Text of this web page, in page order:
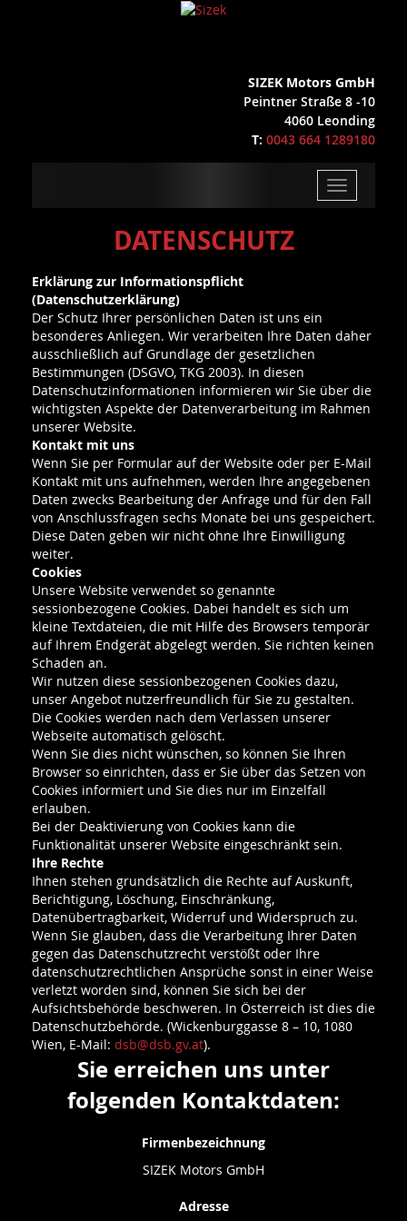
SIZEK Motors GmbH
Peintner Straße 8 -10
4060 Leonding
T: 0043 664 1289180
Toggle
navigation
DATENSCHUTZ
Erklärung zur Informationspflicht
(Datenschutzerklärung)
Der Schutz Ihrer persönlichen Daten ist uns ein
besonderes Anliegen. Wir verarbeiten Ihre Daten daher
ausschließlich auf Grundlage der gesetzlichen
Bestimmungen (DSGVO, TKG 2003). In diesen
Datenschutzinformationen informieren wir Sie über die
wichtigsten Aspekte der Datenverarbeitung im Rahmen
unserer Website.
Kontakt mit uns
Wenn Sie per Formular auf der Website oder per E-Mail
Kontakt mit uns aufnehmen, werden Ihre angegebenen
Daten zwecks Bearbeitung der Anfrage und für den Fall
von Anschlussfragen sechs Monate bei uns gespeichert.
Diese Daten geben wir nicht ohne Ihre Einwilligung
weiter.
Cookies
Unsere Website verwendet so genannte
sessionbezogene Cookies. Dabei handelt es sich um
kleine Textdateien, die mit Hilfe des Browsers temporär
auf Ihrem Endgerät abgelegt werden. Sie richten keinen
Schaden an.
Wir nutzen diese sessionbezogenen Cookies dazu,
unser Angebot nutzerfreundlich für Sie zu gestalten.
Die Cookies werden nach dem Verlassen unserer
Webseite automatisch gelöscht.
Wenn Sie dies nicht wünschen, so können Sie Ihren
Browser so einrichten, dass er Sie über das Setzen von
Cookies informiert und Sie dies nur im Einzelfall
erlauben.
Bei der Deaktivierung von Cookies kann die
Funktionalität unserer Website eingeschränkt sein.
Ihre Rechte
Ihnen stehen grundsätzlich die Rechte auf Auskunft,
Berichtigung, Löschung, Einschränkung,
Datenübertragbarkeit, Widerruf und Widerspruch zu.
Wenn Sie glauben, dass die Verarbeitung Ihrer Daten
gegen das Datenschutzrecht verstößt oder Ihre
datenschutzrechtlichen Ansprüche sonst in einer Weise
verletzt worden sind, können Sie sich bei der
Aufsichtsbehörde beschweren. In Österreich ist dies die
Datenschutzbehörde. (Wickenburggasse 8 – 10, 1080
Wien, E-Mail: dsb@dsb.gv.at).
Sie erreichen uns unter
folgenden Kontaktdaten:
Firmenbezeichnung
SIZEK Motors GmbH
Adresse